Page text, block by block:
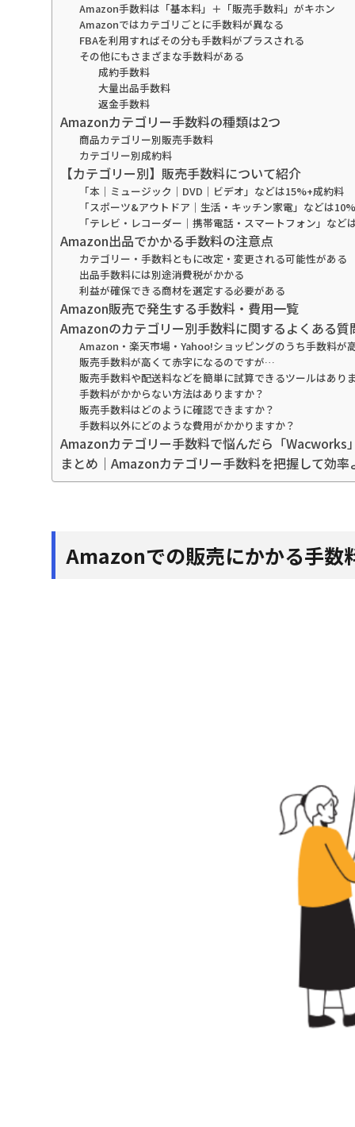
Amazon手数料は「基本料」＋「販売手数料」がキホン
Amazonではカテゴリごとに手数料が異なる
FBAを利用すればその分も手数料がプラスされる
その他にもさまざまな手数料がある
成約手数料
大量出品手数料
返金手数料
Amazonカテゴリー手数料の種類は2つ
商品カテゴリー別販売手数料
カテゴリー別成約料
【カテゴリー別】販売手数料について紹介
「本｜ミュージック｜DVD｜ビデオ」などは15%+成約料
「スポーツ&アウトドア｜生活・キッチン家電」などは10%
「テレビ・レコーダー｜携帯電話・スマートフォン」など
Amazon出品でかかる手数料の注意点
カテゴリー・手数料ともに改定・変更される可能性がある
出品手数料には別途消費税がかかる
利益が確保できる商材を選定する必要がある
Amazon販売で発生する手数料・費用一覧
Amazonのカテゴリー別手数料に関するよくある質
Amazon・楽天市場・Yahoo!ショッピングのうち手数料が
販売手数料が高くて赤字になるのですが…
販売手数料や配送料などを簡単に試算できるツールはあり
手数料がかからない方法はありますか？
販売手数料はどのように確認できますか？
手数料以外にどのような費用がかかりますか？
Amazonカテゴリー手数料で悩んだら「Wacworks
まとめ｜Amazonカテゴリー手数料を把握して効
Amazonでの販売にかかる手数